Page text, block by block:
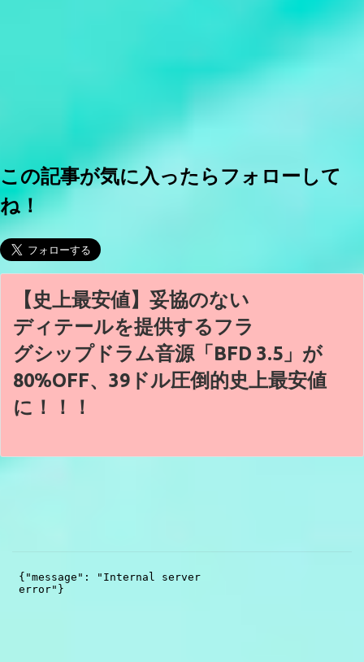
この記事が気に入ったらフォローして
ね！
【史上最安値】妥協のない
ディテールを提供するフラ
グシップドラム音源「BFD 3.5」が
80%OFF、39ドル圧倒的史上最安値
に！！！